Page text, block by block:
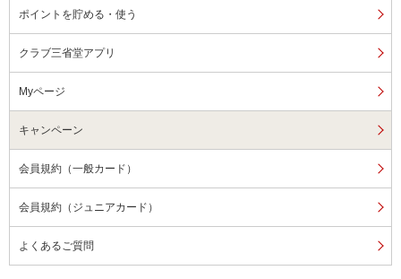
ポイントを貯める・使う
クラブ三省堂アプリ
Myページ
キャンペーン
会員規約（一般カード）
会員規約（ジュニアカード）
よくあるご質問